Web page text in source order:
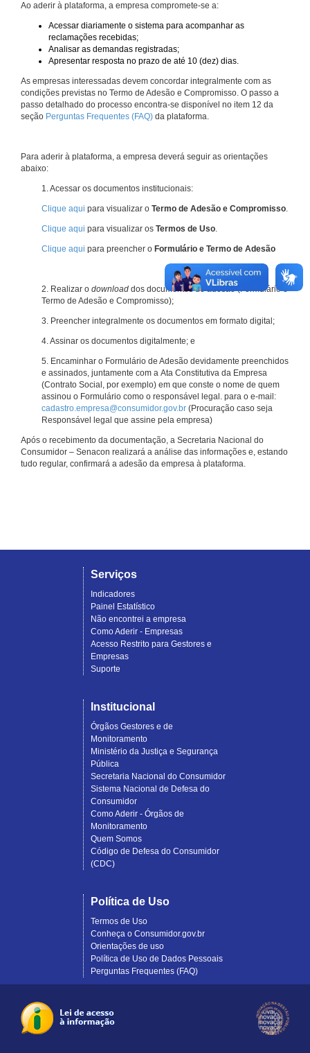
Ao aderir à plataforma, a empresa compromete-se a:
Acessar diariamente o sistema para acompanhar as
reclamações recebidas;
Analisar as demandas registradas;
Apresentar resposta no prazo de até 10 (dez) dias.
As empresas interessadas devem concordar integralmente com as
condições previstas no Termo de Adesão e Compromisso. O passo a
passo detalhado do processo encontra-se disponível no item 12 da
seção Perguntas Frequentes (FAQ) da plataforma.
Para aderir à plataforma, a empresa deverá seguir as orientações
abaixo:
1. Acessar os documentos institucionais:
Clique aqui para visualizar o Termo de Adesão e Compromisso.
Clique aqui para visualizar os Termos de Uso.
Clique aqui para preencher o Formulário e Termo de Adesão
2. Realizar o download dos documentos de adesão (Formulário e
Termo de Adesão e Compromisso);
3. Preencher integralmente os documentos em formato digital;
4. Assinar os documentos digitalmente; e
5. Encaminhar o Formulário de Adesão devidamente preenchidos
e assinados, juntamente com a Ata Constitutiva da Empresa
(Contrato Social, por exemplo) em que conste o nome de quem
assinou o Formulário como o responsável legal. para o e-mail:
cadastro.empresa@consumidor.gov.br (Procuração caso seja
Responsável legal que assine pela empresa)
Após o recebimento da documentação, a Secretaria Nacional do
Consumidor – Senacon realizará a análise das informações e, estando
tudo regular, confirmará a adesão da empresa à plataforma.
Serviços
Indicadores
Painel Estatístico
Não encontrei a empresa
Como Aderir - Empresas
Acesso Restrito para Gestores e
Empresas
Suporte
Institucional
Órgãos Gestores e de
Monitoramento
Ministério da Justiça e Segurança
Pública
Secretaria Nacional do Consumidor
Sistema Nacional de Defesa do
Consumidor
Como Aderir - Órgãos de
Monitoramento
Quem Somos
Código de Defesa do Consumidor
(CDC)
Política de Uso
Termos de Uso
Conheça o Consumidor.gov.br
Orientações de uso
Política de Uso de Dados Pessoais
Perguntas Frequentes (FAQ)